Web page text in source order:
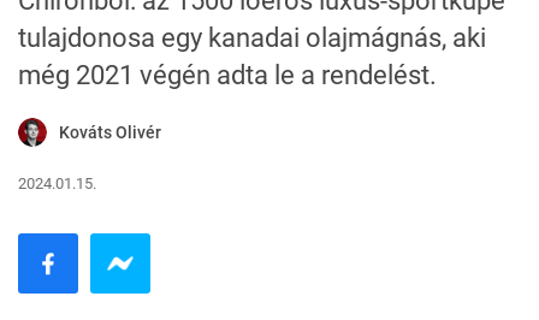
tulajdonosa egy kanadai olajmágnás, aki
még 2021 végén adta le a rendelést.
Kováts Olivér
2024.01.15.